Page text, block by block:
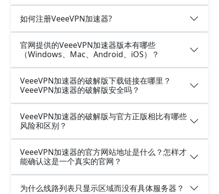
如何注册VeeeVPN加速器?
官网提供的VeeeVPN加速器版本有哪些
（Windows、Mac、Android、iOS）？
VeeeVPN加速器的破解版下载链接在哪里？
VeeeVPN加速器的破解版安全吗？
VeeeVPN加速器的破解版与官方正版相比有哪些
风险和区别？
VeeeVPN加速器的官方网站地址是什么？怎样才
能确认这是一个真实的官网？
为什么线路列表只显示区域而没有具体服务器？